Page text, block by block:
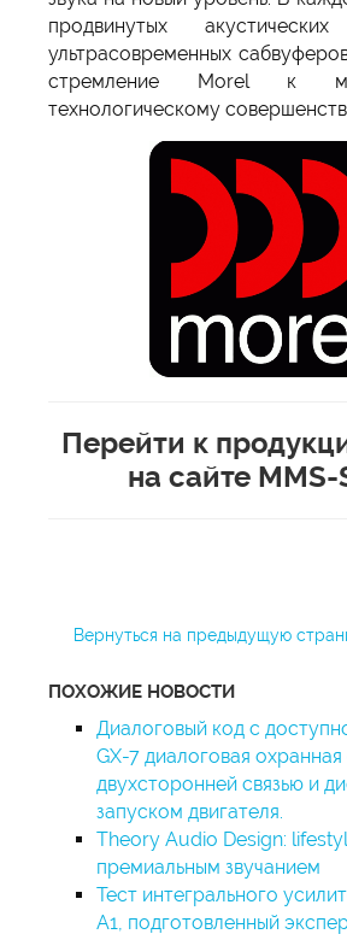
продвинутых
ультрасовременных
стремление Morel к
технологическому
Перейти к
на сайте
Вернуться на предыдущую
ПОХОЖИЕ НОВОСТИ
Диалоговый код с
GX-7 диалоговая
двухсторонней связью и
запуском двигателя.
Theory Audio Design:
премиальным звучанием
Тест интегрального
A1, подготовленный